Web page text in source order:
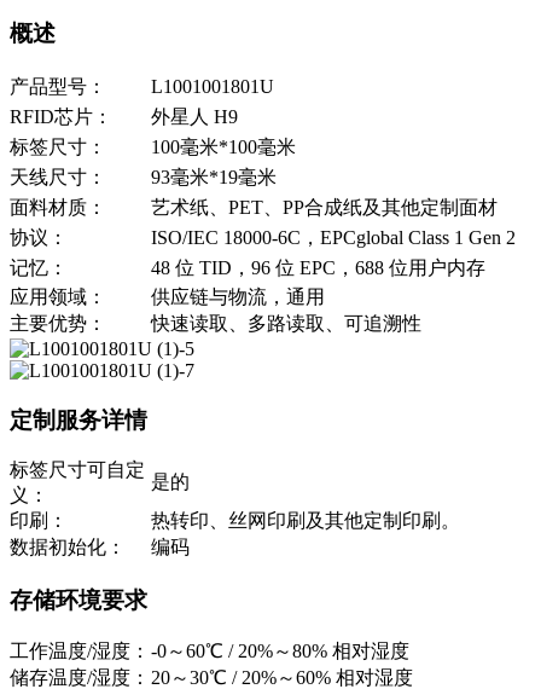
概述
产品型号：
L1001001801U
RFID芯片：
外星人 H9
标签尺寸：
100毫米*100毫米
天线尺寸：
93毫米*19毫米
面料材质：
艺术纸、PET、PP合成纸及其他定制面材
协议：
ISO/IEC 18000-6C，EPCglobal Class 1 Gen 2
记忆：
48 位 TID，96 位 EPC，688 位用户内存
应用领域：
供应链与物流，通用
主要优势：
快速读取、多路读取、可追溯性
定制服务详情
标签尺寸可自定
义：
是的
印刷：
热转印、丝网印刷及其他定制印刷。
数据初始化：
编码
存储环境要求
工作温度/湿度： -0～60℃ / 20%～80% 相对湿度
储存温度/湿度： 20～30℃ / 20%～60% 相对湿度